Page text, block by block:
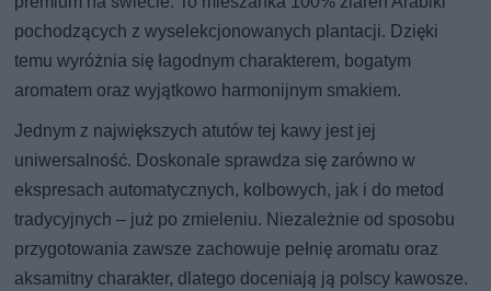
pochodzących z wyselekcjonowanych plantacji. Dzięki
temu wyróżnia się łagodnym charakterem, bogatym
aromatem oraz wyjątkowo harmonijnym smakiem.
Jednym z największych atutów tej kawy jest jej
uniwersalność. Doskonale sprawdza się zarówno w
ekspresach automatycznych, kolbowych, jak i do metod
tradycyjnych – już po zmieleniu. Niezależnie od sposobu
przygotowania zawsze zachowuje pełnię aromatu oraz
aksamitny charakter, dlatego doceniają ją polscy kawosze.